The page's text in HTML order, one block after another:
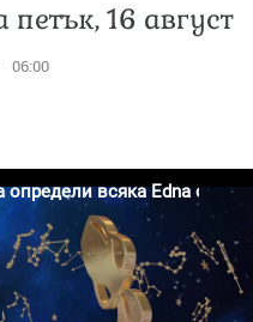
16 август
06:00